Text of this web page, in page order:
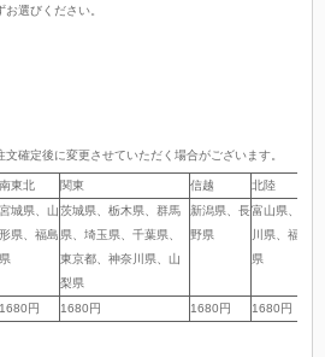
選びください。
確定後に変更させていただく場合がございます。
南東北 関東 信越 北陸
宮城県、山
形県、福島
県
茨城県、栃木県、群馬
県、埼玉県、千葉県、
東京都、神奈川県、山
梨県
新潟県、長
野県
富山県、石
川県、福井
県
1680円 1680円 1680円 1680円